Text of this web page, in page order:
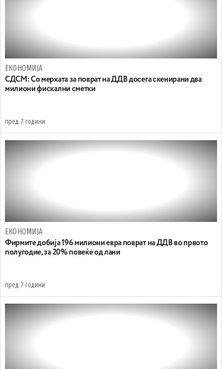
ЕКОНОМИЈА
СДСМ: Со мерката за поврат на ДДВ досега скенирани два
милиони фискални сметки
пред 7 години
ЕКОНОМИЈА
Фирмите добија 196 милиони евра поврат на ДДВ во првото
полугодие, за 20% повеќе од лани
пред 7 години